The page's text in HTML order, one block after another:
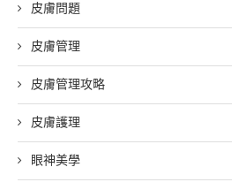
皮膚問題
皮膚管理
皮膚管理攻略
皮膚護理
眼神美學